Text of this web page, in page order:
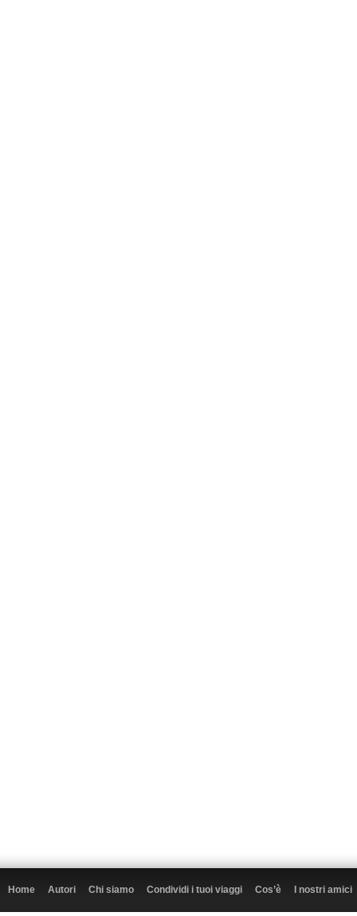
Home Autori Chi siamo Condividi i tuoi viaggi Cos’è I nostri amici